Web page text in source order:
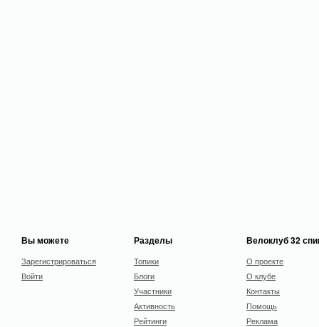
Вы можете
Зарегистрироваться
Войти
Разделы
Топики
Блоги
Участники
Активность
Рейтинги
Велоклуб 32
О проекте
О клубе
Контакты
Помощь
Реклама